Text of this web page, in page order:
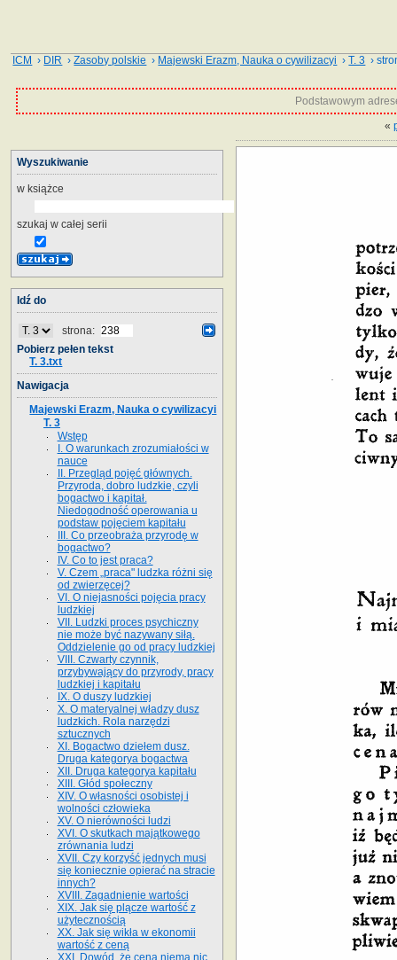
ICM › DIR ›Zasoby polskie › Majewski Erazm, Nauka o cywilizacyi ›T. 3 ›
Podstawowym
«
Wyszukiwanie
w książce
szukaj w całej serii
Idź do
strona:
Pobierz pełen tekst
T. 3.txt
Nawigacja
Majewski Erazm, Nauka o cywilizacyi
T. 3
Wstęp
I. O warunkach zrozumiałości w
nauce
II. Przegląd pojęć głównych.
Przyroda, dobro ludzkie, czyli
bogactwo i kapitał.
Niedogodność operowania u
podstaw pojęciem kapitału
III. Co przeobraża przyrodę w
bogactwo?
IV. Co to jest praca?
V. Czem „praca" ludzka różni się
od zwierzęcej?
VI. O niejasności pojęcia pracy
ludzkiej
VII. Ludzki proces psychiczny
nie może być nazywany siłą.
Oddzielenie go od pracy ludzkiej
VIII. Czwarty czynnik,
przybywający do przyrody, pracy
ludzkiej i kapitału
IX. O duszy ludzkiej
X. O materyalnej władzy dusz
ludzkich. Rola narzędzi
sztucznych
XI. Bogactwo dziełem dusz.
Druga kategorya bogactwa
XII. Druga kategorya kapitału
XIII. Głód społeczny
XIV. O własności osobistej i
wolności człowieka
XV. O nierówności ludzi
XVI. O skutkach majątkowego
zrównania ludzi
XVII. Czy korzyść jednych musi
się koniecznie opierać na stracie
innych?
XVIII. Zagadnienie wartości
XIX. Jak się plącze wartość z
użytecznością
XX. Jak się wikła w ekonomii
wartość z ceną
XXI. Dowód, że cena niema nic